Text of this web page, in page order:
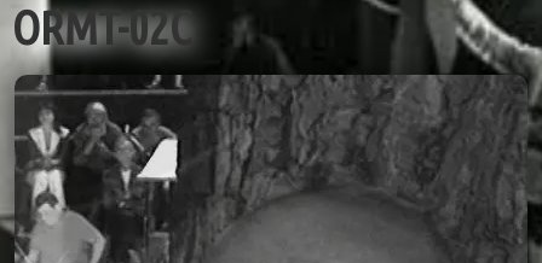
ORMT-02C